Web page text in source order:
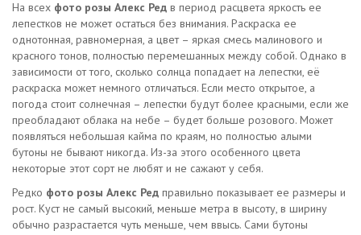
На всех фото розы Алекс Ред в период расцвета яркость ее
лепестков не может остаться без внимания. Раскраска ее
однотонная, равномерная, а цвет – яркая смесь малинового и
красного тонов, полностью перемешанных между собой. Однако в
зависимости от того, сколько солнца попадает на лепестки, её
раскраска может немного отличаться. Если место открытое, а
погода стоит солнечная – лепестки будут более красными, если же
преобладают облака на небе – будет больше розового. Может
появляться небольшая кайма по краям, но полностью алыми
бутоны не бывают никогда. Из-за этого особенного цвета
некоторые этот сорт не любят и не сажают у себя.
Редко фото розы Алекс Ред правильно показывает ее размеры и
рост. Куст не самый высокий, меньше метра в высоту, в ширину
обычно разрастается чуть меньше, чем ввысь. Сами бутоны